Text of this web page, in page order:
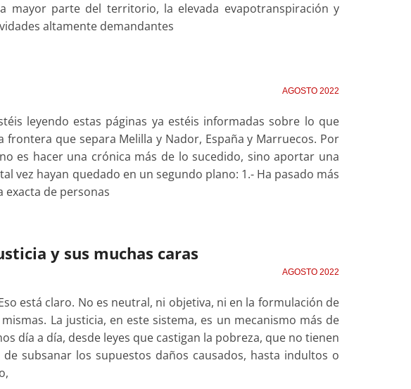
mayor parte del territorio, la elevada evapotranspiración y
altamente demandantes
AGOSTO 2022
leyendo estas páginas ya estéis informadas sobre lo que
que separa Melilla y Nador, España y Marruecos. Por
es hacer una crónica más de lo sucedido, sino aportar una
vez hayan quedado en un segundo plano: 1.- Ha pasado más
exacta de personas
y sus muchas caras
AGOSTO 2022
está claro. No es neutral, ni objetiva, ni en la formulación de
La justicia, en este sistema, es un mecanismo más de
día a día, desde leyes que castigan la pobreza, que no tienen
subsanar los supuestos daños causados, hasta indultos o